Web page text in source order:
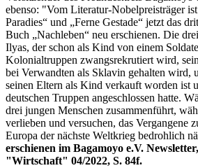
ebenso: "Vom Literatur-Nobelpreisträger
Paradies“ und „Ferne Gestade“ jetzt das
Buch „Nachleben“ neu erschienen. Die
Ilyas, der schon als Kind von einem
Kolonialtruppen zwangsrekrutiert wird,
bei Verwandten als Sklavin gehalten wird,
seinen Eltern als Kind verkauft worden ist
deutschen Truppen angeschlossen hatte.
drei jungen Menschen zusammenführt,
verlieben und versuchen, das Vergangene
Europa der nächste Weltkrieg bedrohlich
erschienen im Bagamoyo e.V.
"Wirtschaft" 04/2022, S. 84f.